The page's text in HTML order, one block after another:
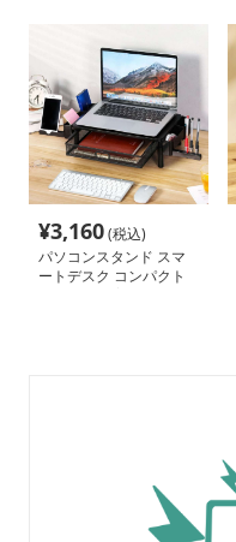
¥3,160(税込)
パソコンスタンド スマ
ートデスク コンパクト